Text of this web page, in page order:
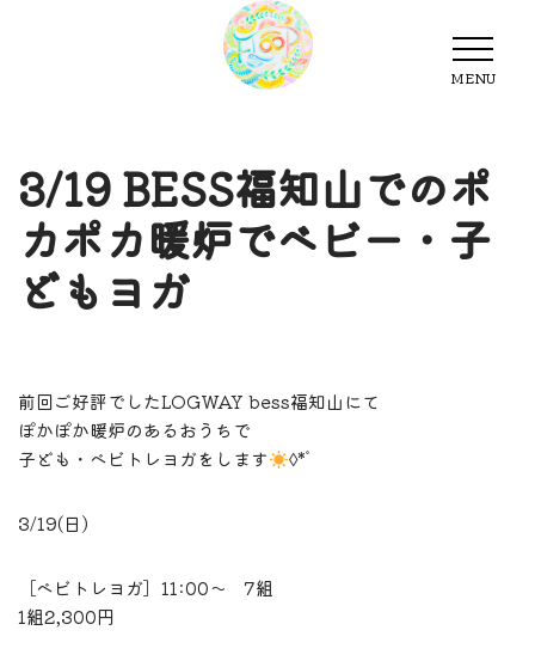
MENU
MENU
3/19 BESS福知山でのポ
カポカ暖炉でベビー・子
どもヨガ
前回ご好評でしたLOGWAY bess福知山にて
ぽかぽか暖炉のあるおうちで
子ども・ベビトレヨガをします
◊*ﾟ
3/19(日)
［ベビトレヨガ］11:00〜 7組
1組2,300円